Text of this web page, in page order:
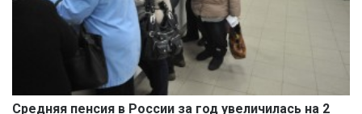
Средняя пенсия в России за год увеличилась на 2